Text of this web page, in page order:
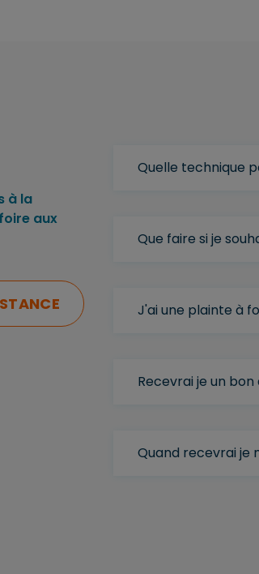
à la
aux
Quelle technique
Que faire si je
J'ai une plainte à
Recevrai je un
Quand recevrai je